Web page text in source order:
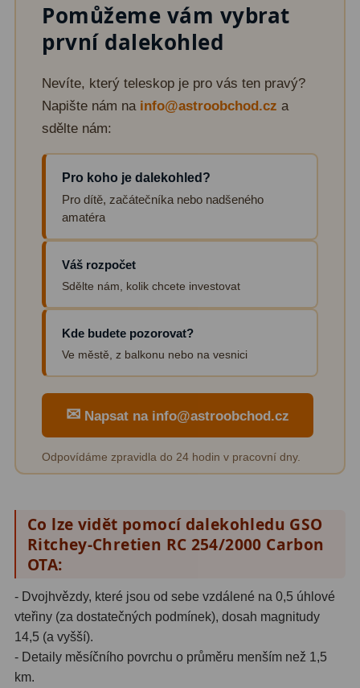
Fotografické montáže5
Stativy a pilíře 3
Objímky10
Motory a pohony
Závaží3
Ostatní27
Diagonální zrcátka 35
Amici hranoly 45°11
Amici hranoly 90°7
Pozorovací dalekohledy
Kompaktní
Myslivecké 2
Pro pozorování přírody a
ornitologie 18
Dárkové1
Binokulární dalekohledy279
Pomůžeme vám vybrat
první dalekohled
Nevíte, který teleskop je pro vás ten pravý?
Napište nám na info@astroobchod.cz a
sdělte nám:
Pro koho je dalekohled?
Pro dítě, začátečníka nebo nadšeného
amatéra
Váš rozpočet
Sdělte nám, kolik chcete investovat
Kde budete pozorovat?
Ve městě, z balkonu nebo na vesnici
✉ Napsat na info@astroobchod.cz
Odpovídáme zpravidla do 24 hodin v pracovní dny.
Co lze vidět pomocí dalekohledu GSO
Ritchey-Chretien RC 254/2000 Carbon
OTA:
- Dvojhvězdy, které jsou od sebe vzdálené na 0,5 úhlové
vteřiny (za dostatečných podmínek), dosah magnitudy
14,5 (a vyšší).
- Detaily měsíčního povrchu o průměru menším než 1,5
km.